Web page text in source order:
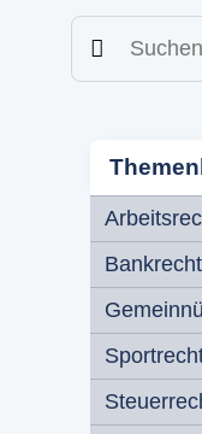
Suchen